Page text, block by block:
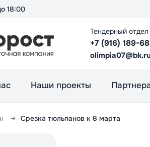
18:00
Тендерный отдел
+7 (916) 189-
olimpia07@bk.ru
Наши проекты
Срезка тюльпанов к 8 марта